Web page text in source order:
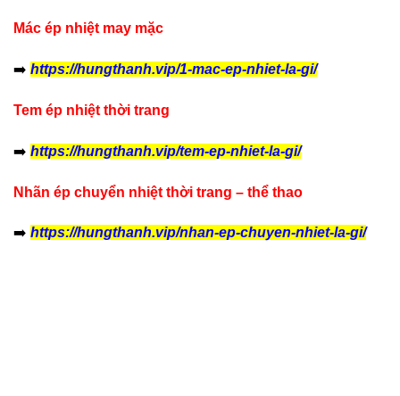
Mác ép nhiệt may mặc
➡️ https://hungthanh.vip/1-mac-ep-nhiet-la-gi/
Tem ép nhiệt thời trang
➡️ https://hungthanh.vip/tem-ep-nhiet-la-gi/
Nhãn ép chuyển nhiệt thời trang – thể thao
➡️ https://hungthanh.vip/nhan-ep-chuyen-nhiet-la-gi/